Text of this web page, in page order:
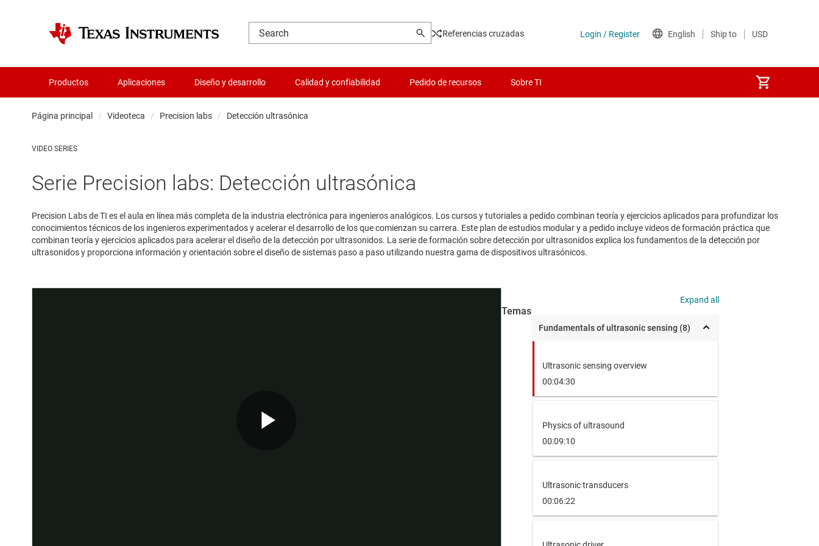
Referencias cruzadas
Productos Aplicaciones Diseño y desarrollo Calidad y confiabilidad Pedido de recursos Sobre TI
Página principal Videoteca Precision labs Detección ultrasónica
VIDEO SERIES
Serie Precision labs: Detección ultrasónica
Precision Labs de TI es el aula en línea más completa de la industria electrónica para ingenieros analógicos. Los cursos y tutoriales a pedido combinan teoría y ejercicios aplicados para profundizar los
conocimientos técnicos de los ingenieros experimentados y acelerar el desarrollo de los que comienzan su carrera. Este plan de estudios modular y a pedido incluye videos de formación práctica que
combinan teoría y ejercicios aplicados para acelerar el diseño de la detección por ultrasonidos. La serie de formación sobre detección por ultrasonidos explica los fundamentos de la detección por
ultrasonidos y proporciona información y orientación sobre el diseño de sistemas paso a paso utilizando nuestra gama de dispositivos ultrasónicos.
Temas
Expand all
Fundamentals of ultrasonic sensing (8)
Ultrasonic sensing overview
00:04:30
Physics of ultrasound
00:09:10
Ultrasonic transducers
00:06:22